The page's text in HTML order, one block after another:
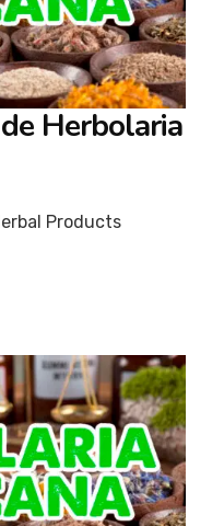
Herbolaria
Products